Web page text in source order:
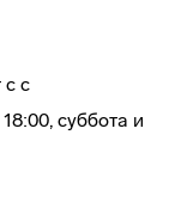
с
суббота и